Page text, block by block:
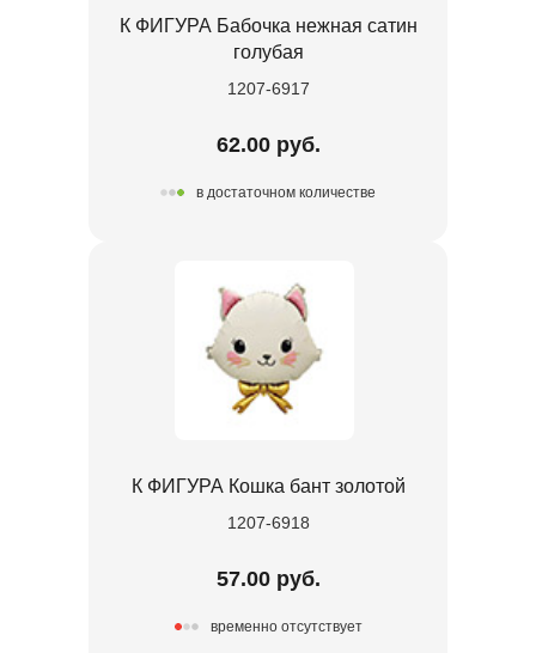
К ФИГУРА Бабочка нежная сатин
голубая
1207-6917
62.00 руб.
в достаточном количестве
К ФИГУРА Кошка бант золотой
1207-6918
57.00 руб.
временно отсутствует